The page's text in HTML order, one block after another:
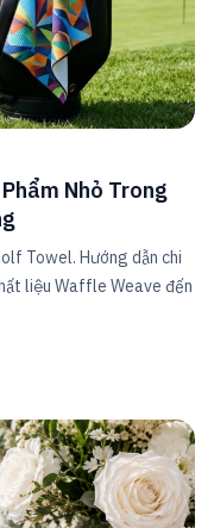
Nhỏ Trong
Towel. Hướng dẫn chi
liệu Waffle Weave đến